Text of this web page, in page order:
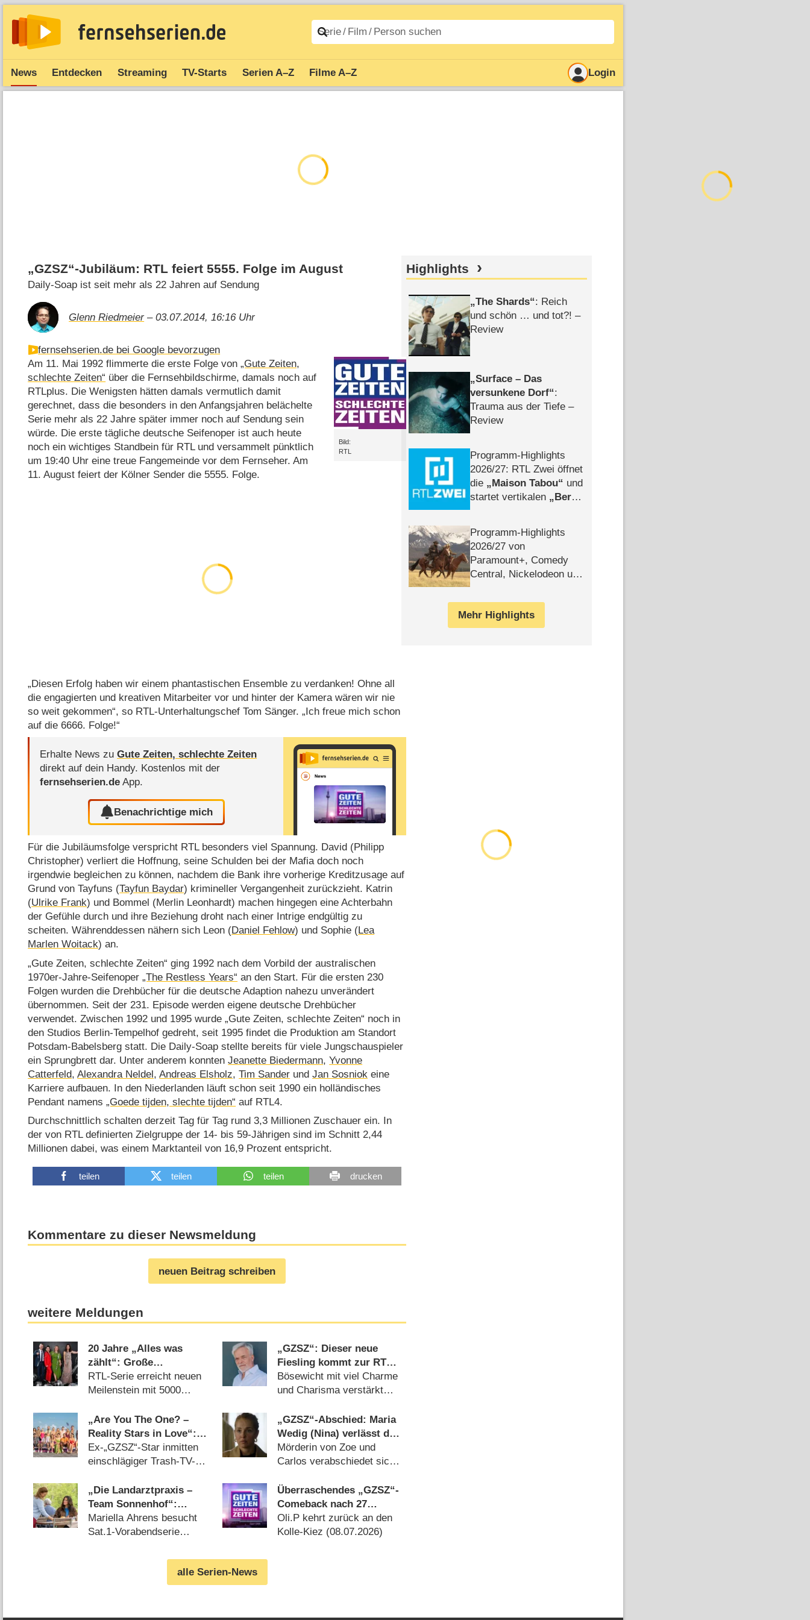
News Entdecken Streaming TV-Starts Serien A–Z Filme A–Z Login
„GZSZ“-Jubiläum: RTL feiert 5555. Folge im August
Daily-Soap ist seit mehr als 22 Jahren auf Sendung
Glenn Riedmeier– 03.07.2014, 16:16 Uhr
fernsehserien.de bei Google bevorzugen
Bild:
RTL
Am 11. Mai 1992 flimmerte die erste Folge von„Gute Zeiten,
schlechte Zeiten“ über die Fernsehbildschirme, damals noch auf
RTLplus. Die Wenigsten hätten damals vermutlich damit
gerechnet, dass die besonders in den Anfangsjahren belächelte
Serie mehr als 22 Jahre später immer noch auf Sendung sein
würde. Die erste tägliche deutsche Seifenoper ist auch heute
noch ein wichtiges Standbein für RTL und versammelt pünktlich
um 19:40 Uhr eine treue Fangemeinde vor dem Fernseher. Am
11. August feiert der Kölner Sender die 5555. Folge.
„Diesen Erfolg haben wir einem phantastischen Ensemble zu verdanken! Ohne all
die engagierten und kreativen Mitarbeiter vor und hinter der Kamera wären wir nie
so weit gekommen“, so RTL-Unterhaltungschef Tom Sänger. „Ich freue mich schon
auf die 6666. Folge!“
Erhalte News zuGute Zeiten, schlechte Zeiten
direkt auf dein Handy. Kostenlos mit der
fernsehserien.de App.
Benachrichtige mich
Für die Jubiläumsfolge verspricht RTL besonders viel Spannung. David (Philipp
Christopher) verliert die Hoffnung, seine Schulden bei der Mafia doch noch
irgendwie begleichen zu können, nachdem die Bank ihre vorherige Kreditzusage auf
Grund von Tayfuns (Tayfun Baydar) krimineller Vergangenheit zurückzieht. Katrin
(Ulrike Frank) und Bommel (Merlin Leonhardt) machen hingegen eine Achterbahn
der Gefühle durch und ihre Beziehung droht nach einer Intrige endgültig zu
scheiten. Währenddessen nähern sich Leon (Daniel Fehlow) und Sophie (Lea
Marlen Woitack) an.
„Gute Zeiten, schlechte Zeiten“ ging 1992 nach dem Vorbild der australischen
1970er-Jahre-Seifenoper„The Restless Years“ an den Start. Für die ersten 230
Folgen wurden die Drehbücher für die deutsche Adaption nahezu unverändert
übernommen. Seit der 231. Episode werden eigene deutsche Drehbücher
verwendet. Zwischen 1992 und 1995 wurde „Gute Zeiten, schlechte Zeiten“ noch in
den Studios Berlin-Tempelhof gedreht, seit 1995 findet die Produktion am Standort
Potsdam-Babelsberg statt. Die Daily-Soap stellte bereits für viele Jungschauspieler
ein Sprungbrett dar. Unter anderem konntenJeanette Biedermann,Yvonne
Catterfeld,Alexandra Neldel,Andreas Elsholz,Tim Sander undJan Sosniok eine
Karriere aufbauen. In den Niederlanden läuft schon seit 1990 ein holländisches
Pendant namens„Goede tijden, slechte tijden“ auf RTL4.
Durchschnittlich schalten derzeit Tag für Tag rund 3,3 Millionen Zuschauer ein. In
der von RTL definierten Zielgruppe der 14- bis 59-Jährigen sind im Schnitt 2,44
Millionen dabei, was einem Marktanteil von 16,9 Prozent entspricht.
teilen teilen teilen drucken
Kommentare zu dieser Newsmeldung
neuen Beitrag schreiben
weitere Meldungen
20 Jahre „Alles was
zählt“: Große
Jubiläumswoche, Promi-
Gaststar und
RTL-Serie erreicht neuen
Meilenstein mit 5000
„GZSZ“: Dieser neue
Fiesling kommt zur RTL-
Soap
Bösewicht mit viel Charme
und Charisma verstärkt
(29.07.2026)
„Are You The One? –
Reality Stars in Love“:
Diese Teilnehmer sind in
Staffel 6 dabei
Ex-„GZSZ“-Star inmitten
einschlägiger Trash-TV-
„GZSZ“-Abschied: Maria
Wedig (Nina) verlässt die
Serie nach neun Jahren
Mörderin von Zoe und
Carlos verabschiedet sich
(22.07.2026)
„Die Landarztpraxis –
Team Sonnenhof“:
Prominenter Gastauftritt
von „Ein Fall von Liebe“-
Mariella Ahrens besucht
Sat.1-Vorabendserie
Überraschendes „GZSZ“-
Comeback nach 27
Jahren: Dieser Soap-Star
kehrt zurück
Oli.P kehrt zurück an den
Kolle-Kiez (08.07.2026)
alle Serien-News
Highlights
The Shards : Reich
und schön … und tot?! –
Review
Surface – Das
versunkene Dorf :
Trauma aus der Tiefe –
Review
Programm-Highlights
2026/​27: RTL Zwei öffnet
die
Maison Tabou
und
startet vertikalen
Berlin
Programm-Highlights
2026/​27 von
Paramount+, Comedy
Central, Nickelodeon und
Mehr Highlights